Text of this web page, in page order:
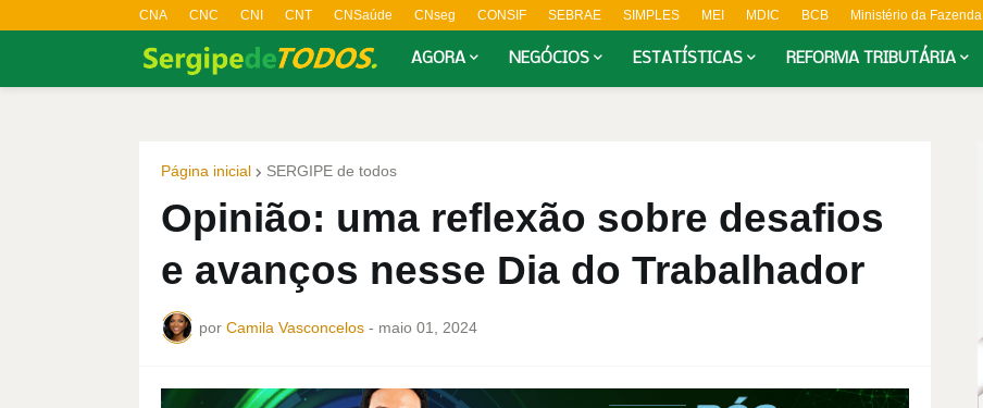
CNA CNC CNI CNT CNSaúde CNseg CONSIF SEBRAE SIMPLES MEI MDIC BCB Ministério da Fazenda
AGORA NEGÓCIOS ESTATÍSTICAS REFORMA TRIBUTÁRIA
Página inicial SERGIPE de todos
Opinião: uma reflexão sobre desafios
e avanços nesse Dia do Trabalhador
por Camila Vasconcelos - maio 01, 2024